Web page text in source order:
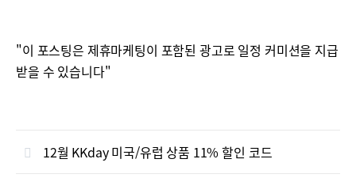
"이 포스팅은 제휴마케팅이 포함된 광고로 일정 커미션을 지급
받을 수 있습니다"
12월 KKday 미국/유럽 상품 11% 할인 코드